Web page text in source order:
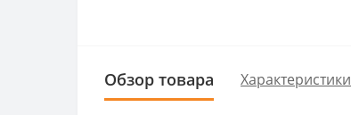
Обзор товара Характеристики